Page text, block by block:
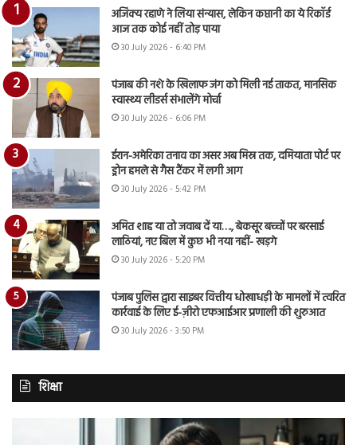
अजिंक्य रहाणे ने लिया संन्यास, लेकिन कप्तानी का ये रिकॉर्ड
आज तक कोई नहीं तोड़ पाया
30 July 2026 - 6:40 PM
पंजाब की नशे के खिलाफ जंग को मिली नई ताकत, मानसिक
स्वास्थ्य लीडर्स संभालेंगे मोर्चा
30 July 2026 - 6:06 PM
ईरान-अमेरिका तनाव का असर अब मिस्र तक, दमियाता पोर्ट पर
ड्रोन हमले से गैस टैंकर में लगी आग
30 July 2026 - 5:42 PM
अमित शाह या तो जवाब दें या…., बेकसूर बच्चों पर बरसाई
लाठियां, नए बिल में कुछ भी नया नहीं- खड़गे
30 July 2026 - 5:20 PM
पंजाब पुलिस द्वारा साइबर वित्तीय धोखाधड़ी के मामलों में त्वरित
कार्रवाई के लिए ई-ज़ीरो एफआईआर प्रणाली की शुरुआत
30 July 2026 - 3:50 PM
शिक्षा